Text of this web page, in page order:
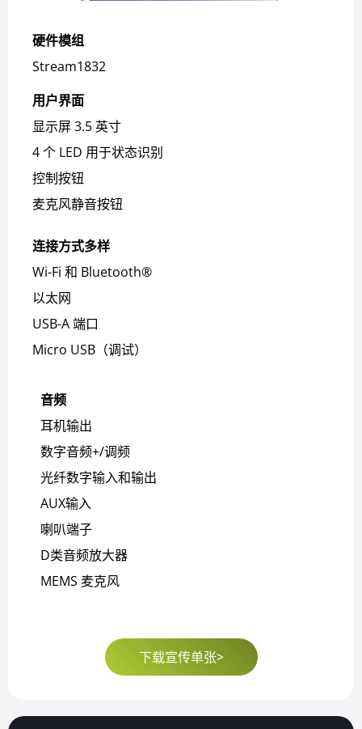
硬件模组
Stream1832
用户界面
显示屏 3.5 英寸
4 个 LED 用于状态识别
控制按钮
麦克风静音按钮
连接方式多样
Wi-Fi 和 Bluetooth®
以太网
USB-A 端口
Micro USB（调试）
音频
耳机输出
数字音频+/调频
光纤数字输入和输出
AUX输入
喇叭端子
D类音频放大器
MEMS 麦克风
下载宣传单张>